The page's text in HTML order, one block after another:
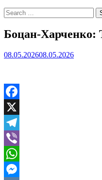
Search
for:
Боцан-Харченко:
08.05.202608.05.2026
Facebook
X
Telegram
Viber
WhatsApp